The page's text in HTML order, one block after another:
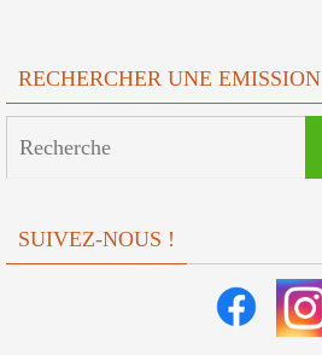
RECHERCHER UNE EMISSION
SUIVEZ-NOUS !